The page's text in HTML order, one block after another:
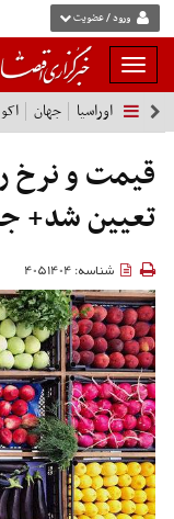
ورود / عضویت
بار
و
بسته
نمودن
فهرست
اوراسیا جهان اکو
قیمت و نرخ
تعیین شد+
شناسه: 4051404